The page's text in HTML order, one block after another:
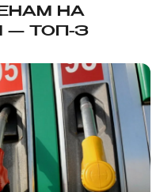
НА
— ТОП-3